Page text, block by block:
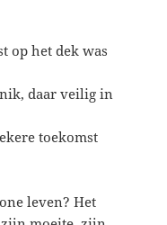
op het dek was
daar veilig in
toekomst
leven? Het